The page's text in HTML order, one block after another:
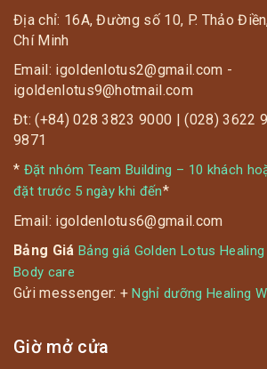
Địa chỉ: 16A, Đường số 10, P. Thảo
Chí Minh
Email: igoldenlotus2@gmail.com -
igoldenlotus9@hotmail.com
Đt: (+84) 028 3823 9000 | (028) 3622
9871
* Đặt nhóm Team Building – 10 khách
đặt trước 5 ngày khi đến*
Email: igoldenlotus6@gmail.com
Bảng Giá Bảng giá Golden Lotus
Body care
Gửi messenger: +Nghỉ dưỡng Healing
Giờ mở cửa